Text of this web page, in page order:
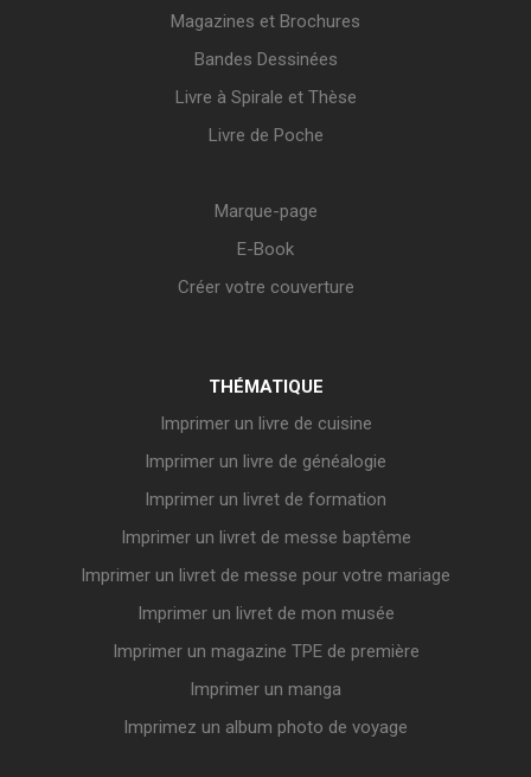
Magazines et Brochures
Bandes Dessinées
Livre à Spirale et Thèse
Livre de Poche
Marque-page
E-Book
Créer votre couverture
THÉMATIQUE
Imprimer un livre de cuisine
Imprimer un livre de généalogie
Imprimer un livret de formation
Imprimer un livret de messe baptême
Imprimer un livret de messe pour votre mariage
Imprimer un livret de mon musée
Imprimer un magazine TPE de première
Imprimer un manga
Imprimez un album photo de voyage